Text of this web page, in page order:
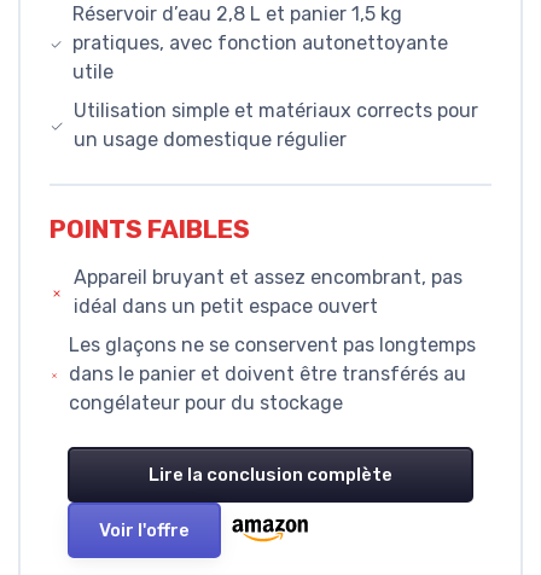
Réservoir d’eau 2,8 L et panier 1,5 kg
pratiques, avec fonction autonettoyante
utile
Utilisation simple et matériaux corrects pour
un usage domestique régulier
POINTS FAIBLES
Appareil bruyant et assez encombrant, pas
idéal dans un petit espace ouvert
Les glaçons ne se conservent pas longtemps
dans le panier et doivent être transférés au
congélateur pour du stockage
Lire la conclusion complète
Voir l'offre